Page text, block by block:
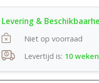
Niet op voorraad
Levertijd is: 10 weken